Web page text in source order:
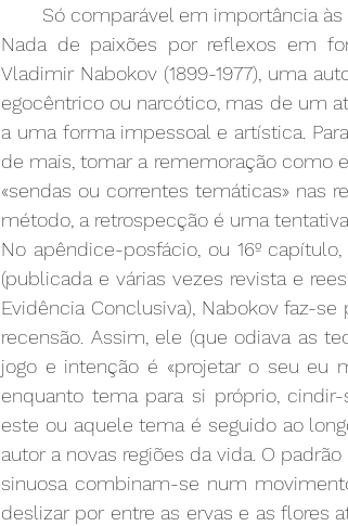
Só comparável em importância
Nada de paixões por reflexos em
Vladimir Nabokov (1899-1977), uma
egocêntrico ou narcótico, mas de um
a uma forma impessoal e artística.
de mais, tomar a rememoração como
«sendas ou correntes temáticas» nas
método, a retrospecção é uma
No apêndice-posfácio, ou 16º
(publicada e várias vezes revista e
Evidência Conclusiva), Nabokov faz-
recensão. Assim, ele (que odiava as
jogo e intenção é «projetar o seu eu
enquanto tema para si próprio,
este ou aquele tema é seguido ao
autor a novas regiões da vida. O
sinuosa combinam-se num
deslizar por entre as ervas e as flores